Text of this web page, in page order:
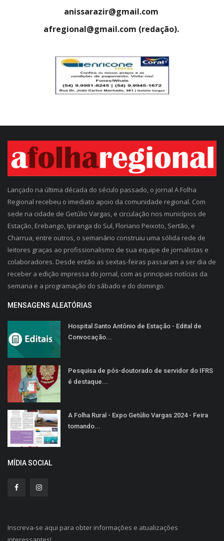
anissarazir@gmail.com
afregional@gmail.com (redação).
Lançado na última década do século passado, o jornal A Folha
Regional recebeu o imediato apoio da comunidade regional. Com
sede na cidade de Getúlio Vargas, e circulação nos municípios de
Estação, Erebango, Ipiranga do Sul, Floriano Peixoto, Sertão, e
Charrua, entre outros, o semanário construiu uma sólida rede de
leitores graças ao profissionalismo de sua equipe de jornalistas e
colaboradores. Desde então as sextas-feiras passaram a ser dia de
receber a edição impressa do jornal, com as principais notícias da
semana e a programação do sábado e do domingo.
MENSAGENS ALEATÓRIAS
Hospital Santo Antônio de Estação - Edital de
Convocação...
Pesquisa de pós-doutorado de servidor do IFRS
é destaque...
A Folha Rural - Expo Getúlio Vargas 2024 - Feira
tomando...
MÍDIA SOCIAL
Inscreva-se aqui para obter informações e atualizações